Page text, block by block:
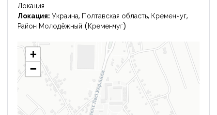
Локация
Локация: Украина, Полтавская область, Кременчуг,
Район Молодёжный (Кременчуг)
+
−